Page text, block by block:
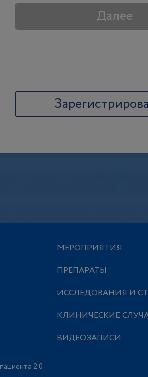
Далее
2.0
МЕРОПРИЯТИЯ
ПРЕПАРАТЫ
ИССЛЕДОВАНИЯ И
КЛИНИЧЕСКИЕ
ВИДЕОЗАПИСИ